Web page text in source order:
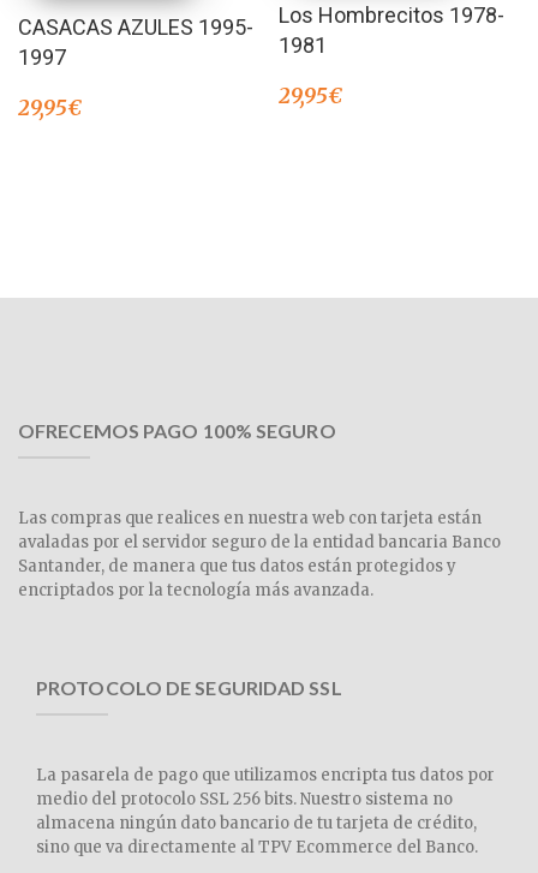
CASACAS AZULES 1995-
1997
29,95€
Los Hombrecitos 1978-
1981
29,95€
OFRECEMOS PAGO 100% SEGURO
Las compras que realices en nuestra web con tarjeta están
avaladas por el servidor seguro de la entidad bancaria Banco
Santander, de manera que tus datos están protegidos y
encriptados por la tecnología más avanzada.
PROTOCOLO DE SEGURIDAD SSL
La pasarela de pago que utilizamos encripta tus datos por
medio del protocolo SSL 256 bits. Nuestro sistema no
almacena ningún dato bancario de tu tarjeta de crédito,
sino que va directamente al TPV Ecommerce del Banco.